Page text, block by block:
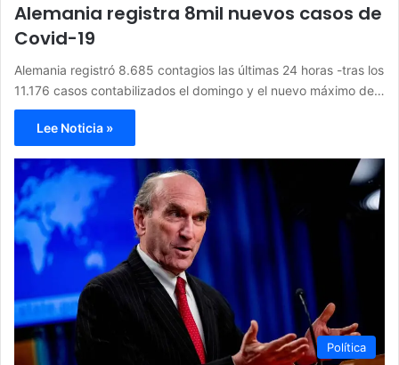
Alemania registra 8mil nuevos casos de
Covid-19
Alemania registró 8.685 contagios las últimas 24 horas -tras los
11.176 casos contabilizados el domingo y el nuevo máximo de…
Lee Noticia »
Política